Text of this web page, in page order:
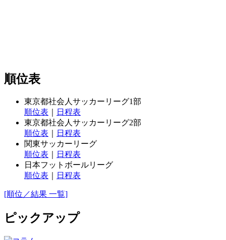
順位表
東京都社会人サッカーリーグ1部
順位表
日程表
東京都社会人サッカーリーグ2部
順位表
日程表
関東サッカーリーグ
順位表
日程表
日本フットボールリーグ
順位表
日程表
[順位／結果 一覧]
ピックアップ